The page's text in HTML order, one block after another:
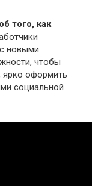
того, как
новыми
чтобы
ярко оформить
социальной